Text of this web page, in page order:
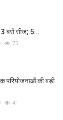
3 बसें सीज; 5...
75
परियोजनाओं की बड़ी
41